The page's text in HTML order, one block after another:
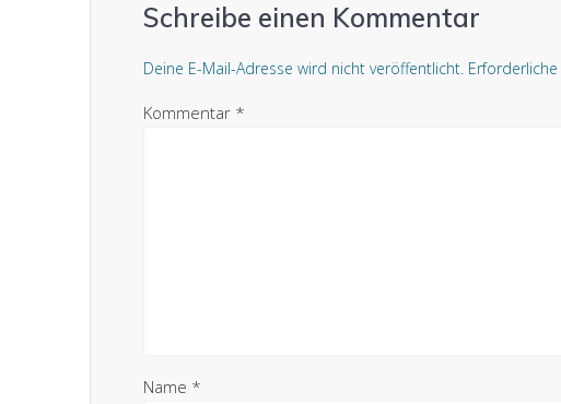
Schreibe einen Kommentar
Deine E-Mail-Adresse wird nicht veröffentlicht.
Kommentar *
Name *